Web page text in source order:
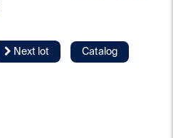
Next lot Catalog